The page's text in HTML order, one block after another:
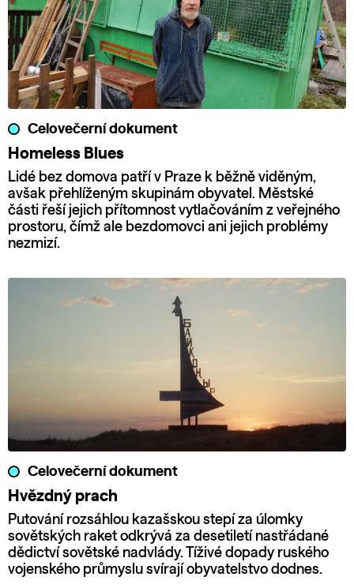
Celovečerní dokument
Homeless Blues
Lidé bez domova patří v Praze k běžně viděným,
avšak přehlíženým skupinám obyvatel. Městské
části řeší jejich přítomnost vytlačováním z veřejného
prostoru, čímž ale bezdomovci ani jejich problémy
nezmizí.
Celovečerní dokument
Hvězdný prach
Putování rozsáhlou kazašskou stepí za úlomky
sovětských raket odkrývá za desetiletí nastřádané
dědictví sovětské nadvlády. Tíživé dopady ruského
vojenského průmyslu svírají obyvatelstvo dodnes.